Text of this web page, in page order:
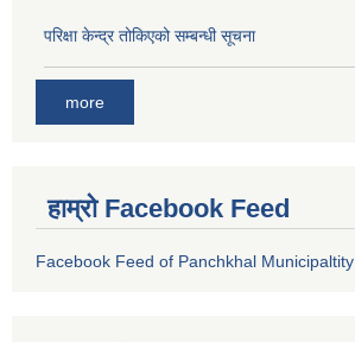
परिक्षा केन्द्र तोकिएको सम्बन्धी सूचना
more
हाम्रो Facebook Feed
Facebook Feed of Panchkhal Municipaltity